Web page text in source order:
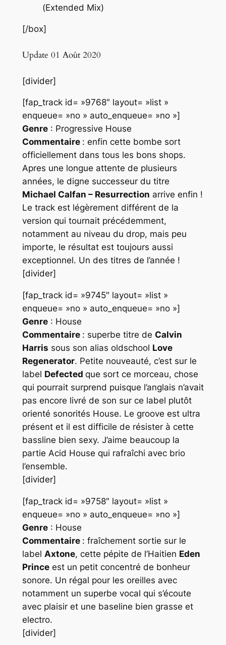
(Extended Mix)
[/box]
Update 01 Août 2020
[divider]
[fap_track id= »9768″ layout= »list »
enqueue= »no » auto_enqueue= »no »]
Genre: Progressive House
Commentaire : enfin cette bombe sort
officiellement dans tous les bons shops.
Apres une longue attente de plusieurs
années, le digne successeur du titre
Michael Calfan – Resurrection arrive enfin !
Le track est légèrement différent de la
version qui tournait précédemment,
notamment au niveau du drop, mais peu
importe, le résultat est toujours aussi
exceptionnel. Un des titres de l’année !
[divider]
[fap_track id= »9745″ layout= »list »
enqueue= »no » auto_enqueue= »no »]
Genre: House
Commentaire : superbe titre de Calvin
Harris sous son alias oldschool Love
Regenerator. Petite nouveauté, c’est sur le
label Defected que sort ce morceau, chose
qui pourrait surprend puisque l’anglais n’avait
pas encore livré de son sur ce label plutôt
orienté sonorités House. Le groove est ultra
présent et il est difficile de résister à cette
bassline bien sexy. J’aime beaucoup la
partie Acid House qui rafraîchi avec brio
l’ensemble.
[divider]
[fap_track id= »9758″ layout= »list »
enqueue= »no » auto_enqueue= »no »]
Genre: House
Commentaire : fraîchement sortie sur le
label Axtone, cette pépite de l’Haitien Eden
Princeest un petit concentré de bonheur
sonore. Un régal pour les oreilles avec
notamment un superbe vocal qui s’écoute
avec plaisir et une baseline bien grasse et
electro.
[divider]